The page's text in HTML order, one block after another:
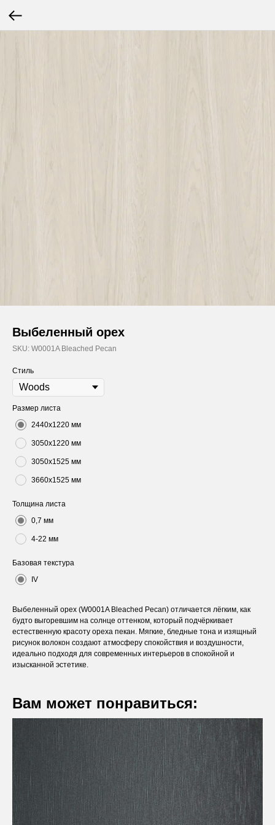
Выбеленный орех
SKU: W0001A Bleached Pecan
Стиль
Размер листа
2440х1220 мм
3050х1220 мм
3050х1525 мм
3660х1525 мм
Толщина листа
0,7 мм
4-22 мм
Базовая текстура
IV
Выбеленный орех (W0001A Bleached Pecan) отличается лёгким, как
будто выгоревшим на солнце оттенком, который подчёркивает
естественную красоту ореха пекан. Мягкие, бледные тона и изящный
рисунок волокон создают атмосферу спокойствия и воздушности,
идеально подходя для современных интерьеров в спокойной и
изысканной эстетике.
Вам может понравиться:
Вы получите бесплатную консультацию и
Оставьте заявку